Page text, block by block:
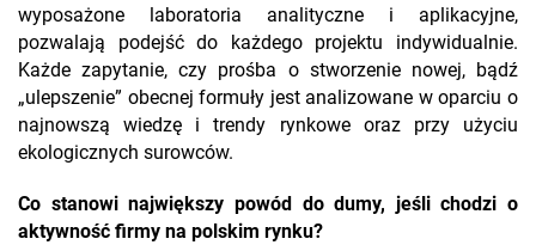
wyposażone laboratoria analityczne i aplikacyjne,
pozwalają podejść do każdego projektu indywidualnie.
Każde zapytanie, czy prośba o stworzenie nowej, bądź
„ulepszenie” obecnej formuły jest analizowane w oparciu o
najnowszą wiedzę i trendy rynkowe oraz przy użyciu
ekologicznych surowców.
Co stanowi największy powód do dumy, jeśli chodzi o
aktywność firmy na polskim rynku?